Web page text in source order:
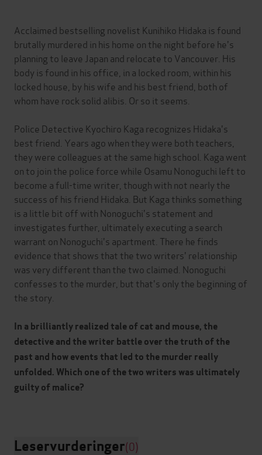
Acclaimed bestselling novelist Kunihiko Hidaka is found
brutally murdered in his home on the night before he's
planning to leave Japan and relocate to Vancouver. His
body is found in his office, in a locked room, within his
locked house, by his wife and his best friend, both of
whom have rock solid alibis. Or so it seems.
Police Detective Kyochiro Kaga recognizes Hidaka's
best friend. Years ago when they were both teachers,
they were colleagues at the same high school. Kaga went
on to join the police force while Osamu Nonoguchi left to
become a full-time writer, though with not nearly the
success of his friend Hidaka. But Kaga thinks something
is a little bit off with Nonoguchi's statement and
investigates further, ultimately executing a search
warrant on Nonoguchi's apartment. There he finds
evidence that shows that the two writers' relationship
was very different than the two claimed. Nonoguchi
confesses to the murder, but that's only the beginning of
the story.
In a brilliantly realized tale of cat and mouse, the
detective and the writer battle over the truth of the
past and how events that led to the murder really
unfolded. Which one of the two writers was ultimately
guilty of malice?
Leservurderinger(0)